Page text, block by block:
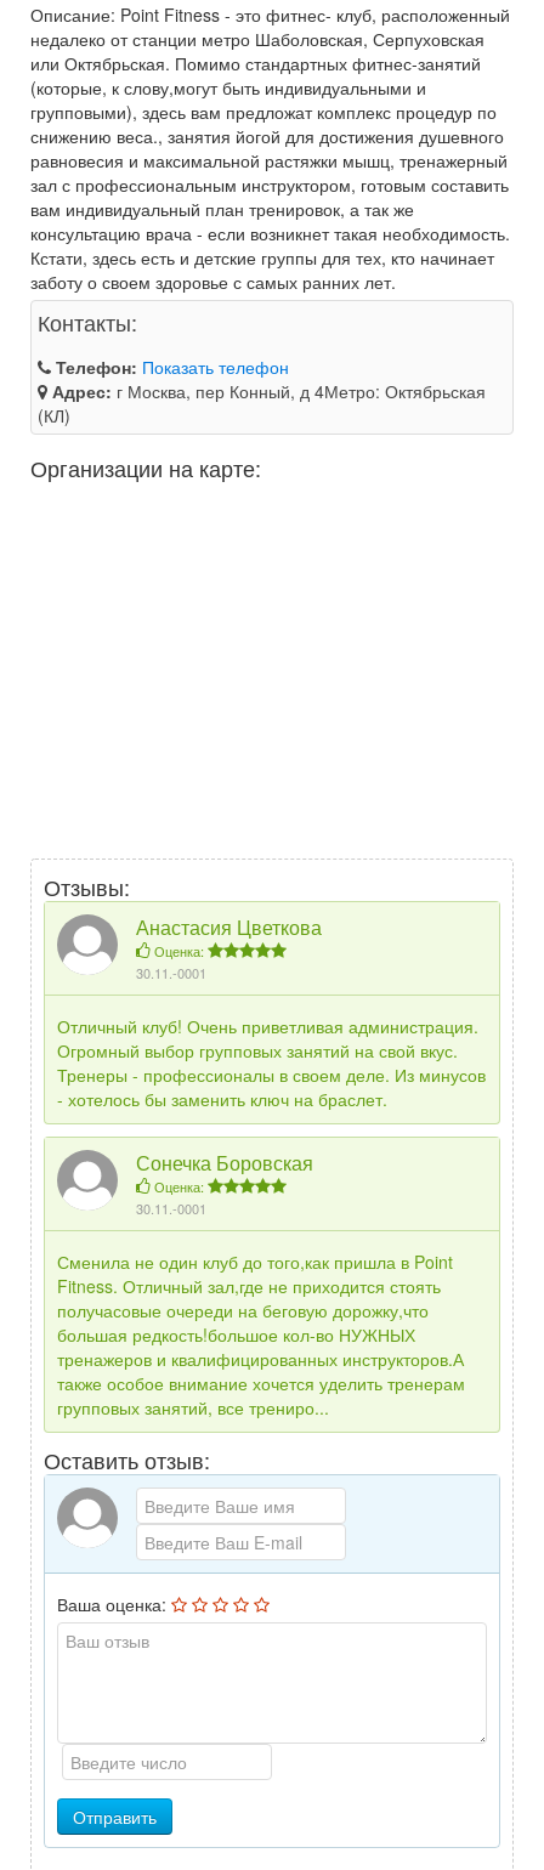
Описание: Point Fitness - это фитнес- клуб, расположенный
недалеко от станции метро Шаболовская, Серпуховская
или Октябрьская. Помимо стандартных фитнес-занятий
(которые, к слову,могут быть индивидуальными и
групповыми), здесь вам предложат комплекс процедур по
снижению веса., занятия йогой для достижения душевного
равновесия и максимальной растяжки мышц, тренажерный
зал с профессиональным инструктором, готовым составить
вам индивидуальный план тренировок, а так же
консультацию врача - если возникнет такая необходимость.
Кстати, здесь есть и детские группы для тех, кто начинает
заботу о своем здоровье с самых ранних лет.
Контакты:
Телефон: Показать телефон
Адрес: г Москва, пер Конный, д 4Метро: Октябрьская
(КЛ)
Организации на карте:
Отзывы:
Анастасия Цветкова
Оценка:
30.11.-0001
Отличный клуб! Очень приветливая администрация.
Огромный выбор групповых занятий на свой вкус.
Тренеры - профессионалы в своем деле. Из минусов
- хотелось бы заменить ключ на браслет.
Сонечка Боровская
Оценка:
30.11.-0001
Сменила не один клуб до того,как пришла в Point
Fitness. Отличный зал,где не приходится стоять
получасовые очереди на беговую дорожку,что
большая редкость!большое кол-во НУЖНЫХ
тренажеров и квалифицированных инструкторов.А
также особое внимание хочется уделить тренерам
групповых занятий, все трениро...
Оставить отзыв:
Ваша оценка:
Отправить